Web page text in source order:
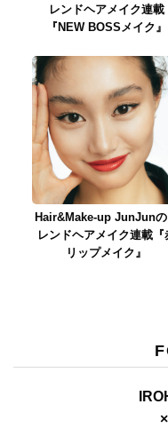
レンドヘアメイク連載
『NEW BOSSメイク』
Hair&Make-up JunJunの
レンドヘアメイク連載『
リップメイク』